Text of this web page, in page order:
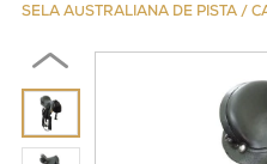
Homens
SELA AUSTRALIANA DE PISTA /